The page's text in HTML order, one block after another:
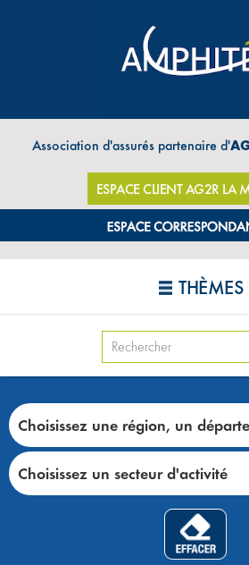
Association d'assurés partenaire d'
ESPACE CLIENT AG2R LA
THÈMES
Choisissez une région, un
Choisissez un secteur d'activité